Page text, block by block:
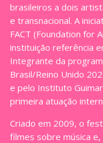
brasileiros a dois
e transnacional. A
FACT (Foundation for
instituição referência
Integrante da
Brasil/Reino Unido
e pelo Instituto
primeira atuação
Criado em 2009, o
filmes sobre música